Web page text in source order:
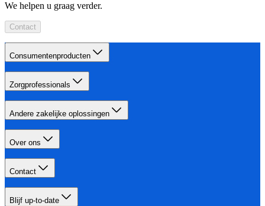
We helpen u graag verder.
Contact
Consumentenproducten
Zorgprofessionals
Andere zakelijke oplossingen
Over ons
Contact
Blijf up-to-date